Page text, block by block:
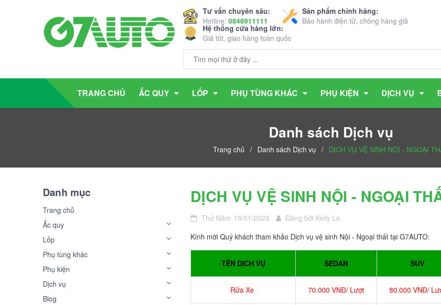
Tư vấn chuyên sâu:
Hotline: 0848911111
Sản phẩm chính hãng:
Bảo hành điện tử, chống hàng giả
Hệ thống cửa hàng lớn:
Giá tốt, giao hàng toàn quốc
TRANG CHỦ ẮC QUY LỐP PHỤ TÙNG KHÁC PHỤ KIỆN DỊCH VỤ
Danh sách Dịch vụ
Trang chủ / Danh sách Dịch vụ / DỊCH VỤ VỆ SINH NỘI - NGOẠI
DỊCH VỤ VỆ SINH NỘI - NGOẠI
Thứ Năm 19/01/2023 Đăng bởi Kelly Le
Kính mời Quý khách tham khảo Dịch vụ vệ sinh Nội - Ngoại thất tại G7AUTO:
TÊN DỊCH VỤ SEDAN SUV
Rửa Xe 70.000 VNĐ/ Lượt 80.000 VNĐ/
Danh mục
Trang chủ
Ắc quy
Lốp
Phụ tùng khác
Phụ kiện
Dịch vụ
Blog